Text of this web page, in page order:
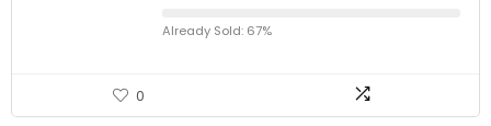
Already Sold: 67%
0